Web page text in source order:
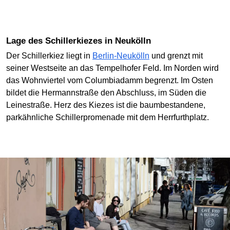
Lage des Schillerkiezes in Neukölln
Der Schillerkiez liegt in Berlin-Neukölln und grenzt mit
seiner Westseite an das Tempelhofer Feld. Im Norden wird
das Wohnviertel vom Columbiadamm begrenzt. Im Osten
bildet die Hermannstraße den Abschluss, im Süden die
Leinestraße. Herz des Kiezes ist die baumbestandene,
parkähnliche Schillerpromenade mit dem Herrfurthplatz.